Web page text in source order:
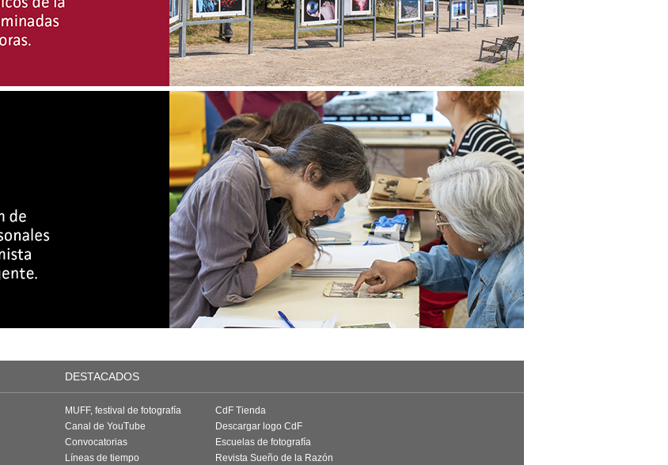
DESTACADOS
MUFF, festival de fotografía
Canal de YouTube
Convocatorias
Líneas de tiempo
CdF Tienda
Descargar logo CdF
Escuelas de fotografía
Revista Sueño de la Razón